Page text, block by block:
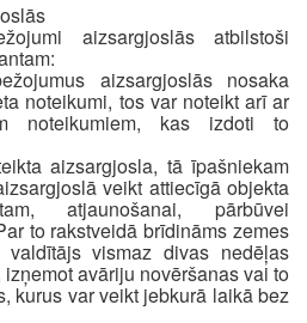
aizsargjoslās atbilstoši
aizsargjoslās nosaka
noteikumi, tos var noteikt arī ar
noteikumiem, kas izdoti to
aizsargjosla, tā īpašniekam
veikt attiecīgā objekta
atjaunošanai, pārbūvei
to rakstveidā brīdināms zemes
vismaz divas nedēļas
avāriju novēršanas vai to
kurus var veikt jebkurā laikā bez